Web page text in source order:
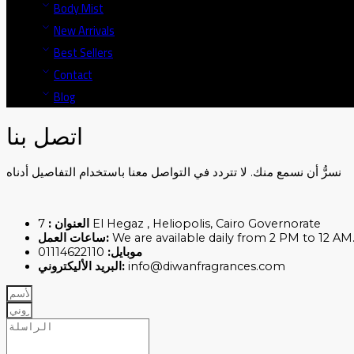
Body Mist
New Arrivals
Best Sellers
Contact
Blog
اتصل بنا
نسرُّ أن نسمع منك. لا تتردد في التواصل معنا باستخدام التفاصيل أدناه
العنوان :
7 El Hegaz , Heliopolis, Cairo Governorate
ساعات العمل: We are available daily from 2 PM to 12 AM.
موبايل:
البريد الأليكتروني: info@diwanfragrances.com